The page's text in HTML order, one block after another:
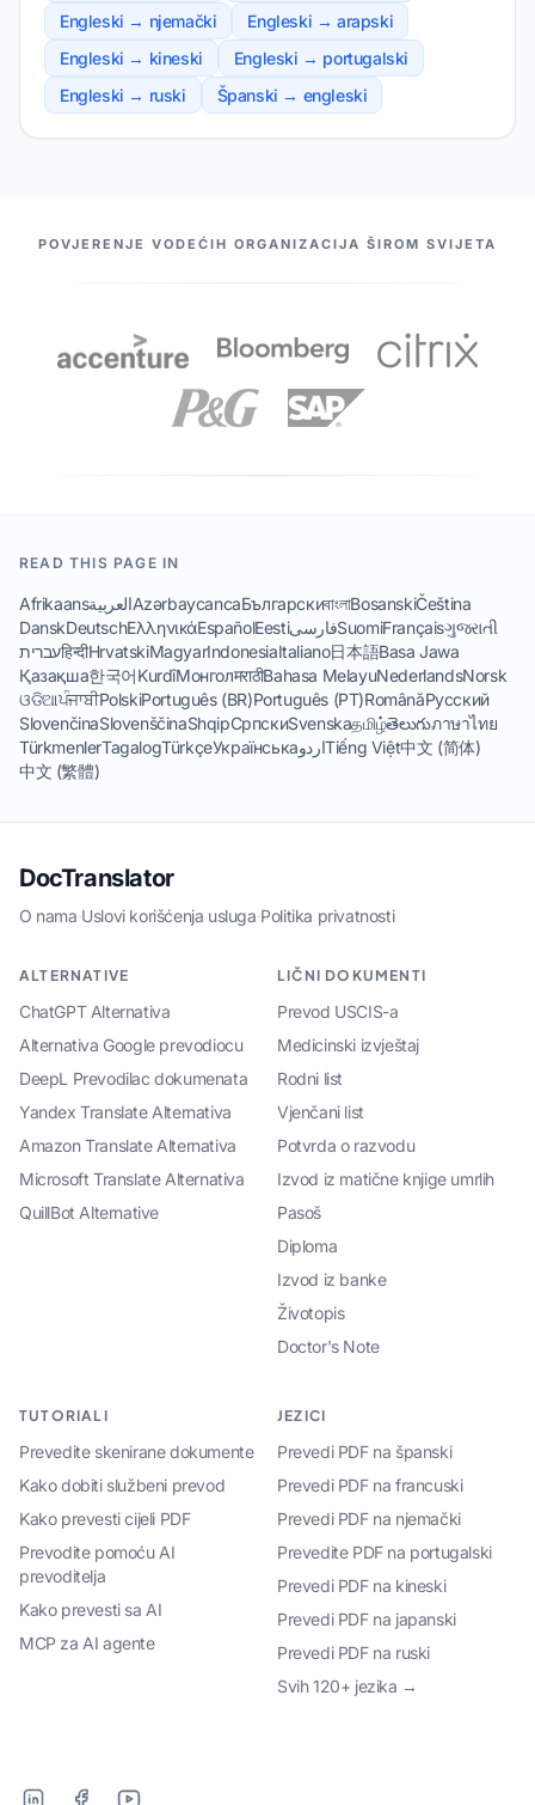
Engleski → njemački
Engleski → arapski
Engleski → kineski
Engleski → portugalski
Engleski → ruski
Španski → engleski
NAŠI PARTNERI
POVJERENJE VODEĆIH ORGANIZACIJA ŠIROM SVIJETA
READ THIS PAGE IN
AfrikaansالعربيةAzərbaycancaБългарскиবাংলাBosanskiČeština
DanskDeutschΕλληνικάEspañolEestiفارسیSuomiFrançaisગુજરાતી
עבריתहिन्दीHrvatskiMagyarIndonesiaItaliano日本語Basa Jawa
Қазақша한국어KurdîМонголमराठीBahasa MelayuNederlandsNorsk
ଓଡିଆਪੰਜਾਬੀPolskiPortuguês (BR)Português (PT)RomânăРусский
SlovenčinaSlovenščinaShqipСрпскиSvenskaதமிழ்తెలుగుภาษาไทย
TürkmenlerTagalogTürkçeУкраїнськаاردوTiếng Việt中文 (简体)
中文 (繁體)
DocTranslator
O nama·Uslovi korišćenja usluga·Politika privatnosti
ALTERNATIVE
ChatGPT Alternativa
Alternativa Google prevodiocu
DeepL Prevodilac dokumenata
Yandex Translate Alternativa
Amazon Translate Alternativa
Microsoft Translate Alternativa
QuillBot Alternative
LIČNI DOKUMENTI
Prevod USCIS-a
Medicinski izvještaj
Rodni list
Vjenčani list
Potvrda o razvodu
Izvod iz matične knjige umrlih
Pasoš
Diploma
Izvod iz banke
Životopis
Doctor's Note
TUTORIALI
Prevedite skenirane dokumente
Kako dobiti službeni prevod
Kako prevesti cijeli PDF
Prevodite pomoću AI
prevoditelja
Kako prevesti sa AI
MCP za AI agente
JEZICI
Prevedi PDF na španski
Prevedi PDF na francuski
Prevedi PDF na njemački
Prevedite PDF na portugalski
Prevedi PDF na kineski
Prevedi PDF na japanski
Prevedi PDF na ruski
Svih 120+ jezika →